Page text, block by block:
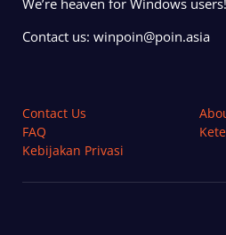
We’re heaven for Windows users!
Contact us: winpoin@poin.asia
Contact Us
FAQ
Kebijakan Privasi